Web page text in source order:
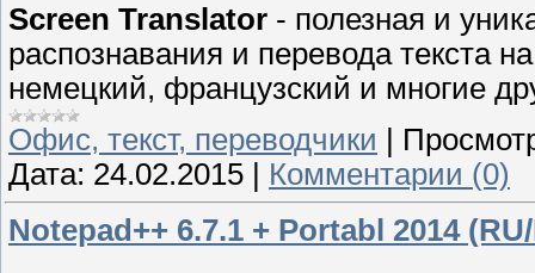
Screen Translator - полезная и
распознавания и перевода текста
немецкий, французский и многие
Офис, текст, переводчики |
Дата: 24.02.2015 | Комментарии (0)
Notepad++ 6.7.1 + Portabl 2014